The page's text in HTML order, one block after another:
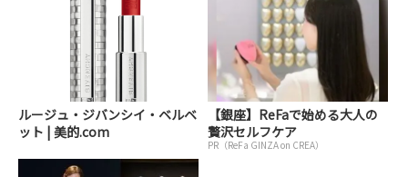
ルージュ・ジバンシイ・ベルベ
ット | 美的.com
【銀座】ReFaで始める大人の
贅沢セルフケア
PR（ReFa GINZA on CREA）